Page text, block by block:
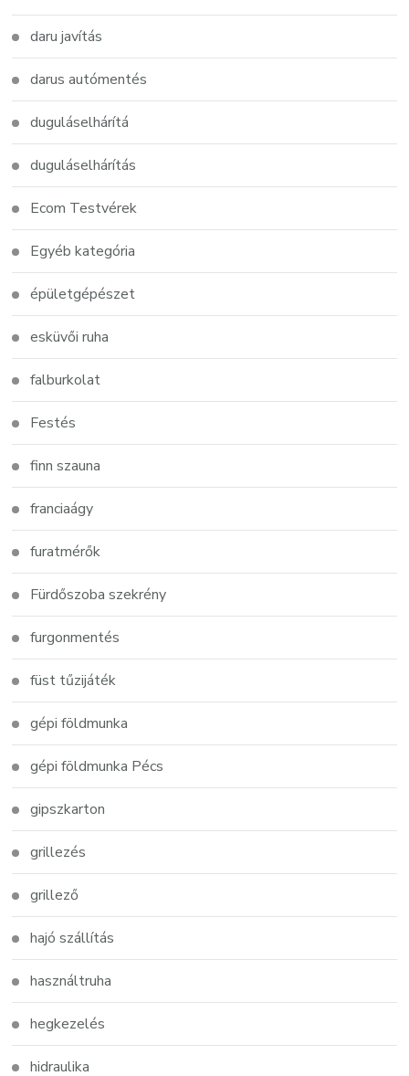
daru javítás
darus autómentés
duguláselhárítá
duguláselhárítás
Ecom Testvérek
Egyéb kategória
épületgépészet
esküvői ruha
falburkolat
Festés
finn szauna
franciaágy
furatmérők
Fürdőszoba szekrény
furgonmentés
füst tűzijáték
gépi földmunka
gépi földmunka Pécs
gipszkarton
grillezés
grillező
hajó szállítás
használtruha
hegkezelés
hidraulika